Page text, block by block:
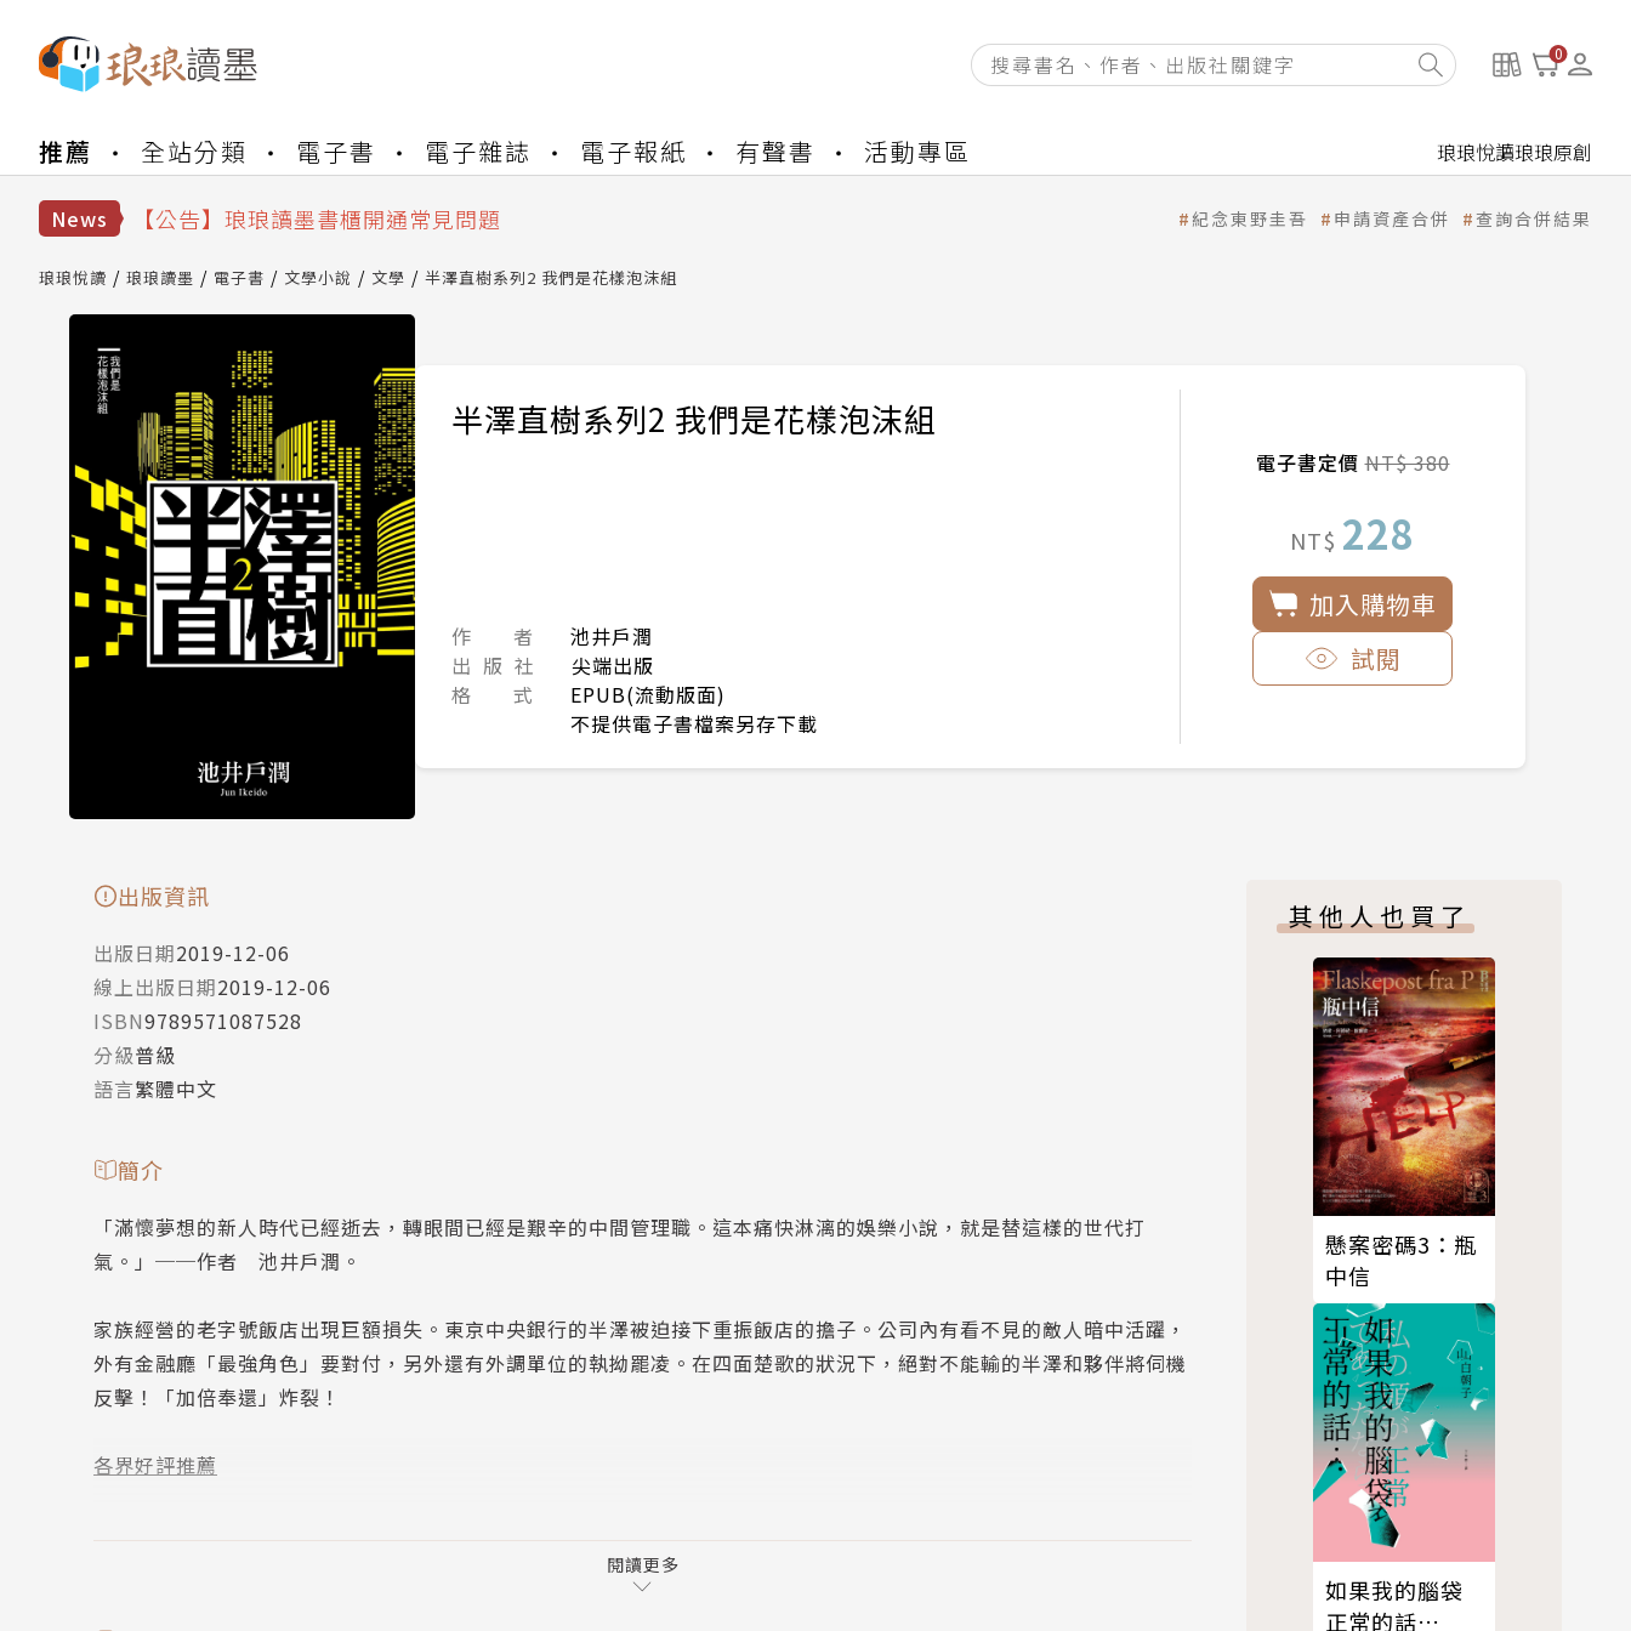
0
推薦 全站分類 電子書 電子雜誌 電子報紙 有聲書 活動專區 琅琅悅讀琅琅原創
News
【公告】因 Readmoo 讀墨系統維護中，本站同步暫停部分閱讀服務
【公告】琅琅讀墨書櫃開通常見問題
【公告】琅琅書店服務升級重要說明及資產合併結果查詢
【公告】因 Readmoo 讀墨系統維護中，本站同步暫停部分閱讀服務
紀念東野圭吾 申請資產合併 查詢合併結果
琅琅悅讀 琅琅讀墨 電子書 文學小說 文學 半澤直樹系列2 我們是花樣泡沫組
半澤直樹系列2 我們是花樣泡沫組
作 者
池井戶潤
出 版 社
尖端出版
格 式
EPUB(流動版面)
不提供電子書檔案另存下載
電子書定價NT$ 380
NT$ 228
加入購物車
試閱
出版資訊
出版日期2019-12-06
線上出版日期2019-12-06
ISBN9789571087528
分級普級
語言繁體中文
簡介
「滿懷夢想的新人時代已經逝去，轉眼間已經是艱辛的中間管理職。這本痛快淋漓的娛樂小說，就是替這樣的世代打
氣。」──作者 池井戶潤。
家族經營的老字號飯店出現巨額損失。東京中央銀行的半澤被迫接下重振飯店的擔子。公司內有看不見的敵人暗中活躍，
外有金融廳「最強角色」要對付，另外還有外調單位的執拗罷凌。在四面楚歌的狀況下，絕對不能輸的半澤和夥伴將伺機
反擊！「加倍奉還」炸裂！
各界好評推薦
閱讀更多
其他人也買了
懸案密碼3：瓶
中信
如果我的腦袋
正常的話…